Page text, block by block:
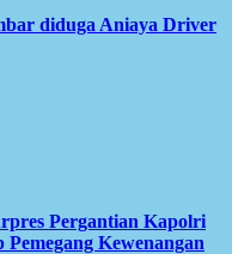
diduga Aniaya Driver
Pergantian Kapolri
Kewenangan